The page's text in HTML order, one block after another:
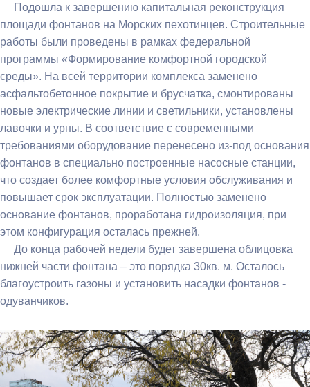
Подошла к завершению капитальная реконструкция
площади фонтанов на Морских пехотинцев. Строительные
работы были проведены в рамках федеральной
программы «Формирование комфортной городской
среды». На всей территории комплекса заменено
асфальтобетонное покрытие и брусчатка, смонтированы
новые электрические линии и светильники, установлены
лавочки и урны. В соответствие с современными
требованиями оборудование перенесено из-под основания
фонтанов в специально построенные насосные станции,
что создает более комфортные условия обслуживания и
повышает срок эксплуатации. Полностью заменено
основание фонтанов, проработана гидроизоляция, при
этом конфигурация осталась прежней.
До конца рабочей недели будет завершена облицовка
нижней части фонтана – это порядка 30кв. м. Осталось
благоустроить газоны и установить насадки фонтанов -
одуванчиков.